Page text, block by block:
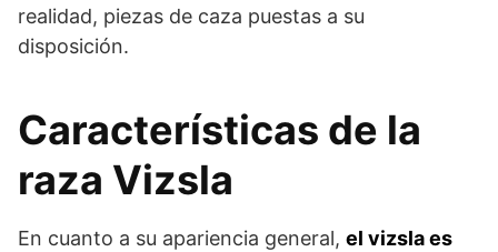
realidad, piezas de caza puestas a su
disposición.
Características de la
raza Vizsla
En cuanto a su apariencia general, el vizsla es